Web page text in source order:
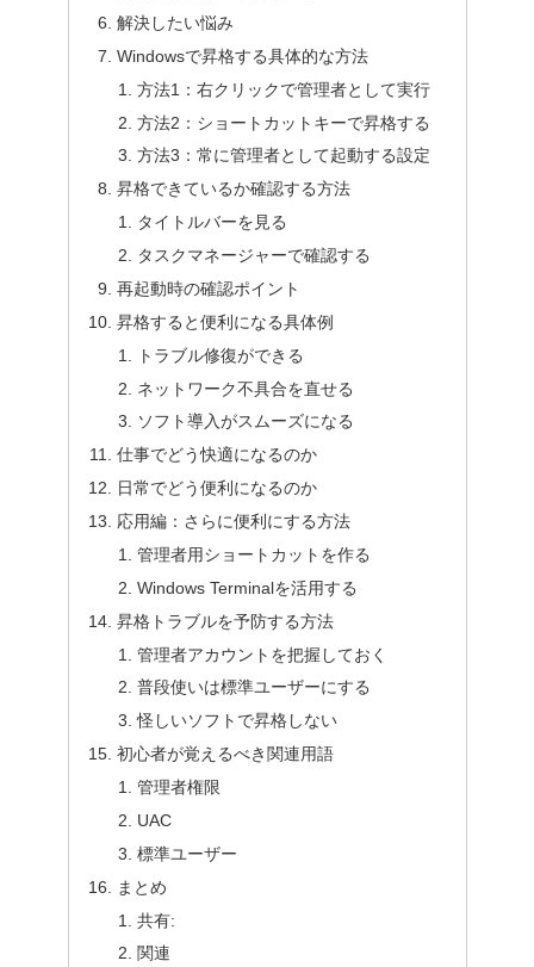
解決したい悩み
Windowsで昇格する具体的な方法
方法1：右クリックで管理者として実行
方法2：ショートカットキーで昇格する
方法3：常に管理者として起動する設定
昇格できているか確認する方法
タイトルバーを見る
タスクマネージャーで確認する
再起動時の確認ポイント
昇格すると便利になる具体例
トラブル修復ができる
ネットワーク不具合を直せる
ソフト導入がスムーズになる
仕事でどう快適になるのか
日常でどう便利になるのか
応用編：さらに便利にする方法
管理者用ショートカットを作る
Windows Terminalを活用する
昇格トラブルを予防する方法
管理者アカウントを把握しておく
普段使いは標準ユーザーにする
怪しいソフトで昇格しない
初心者が覚えるべき関連用語
管理者権限
UAC
標準ユーザー
まとめ
共有:
関連